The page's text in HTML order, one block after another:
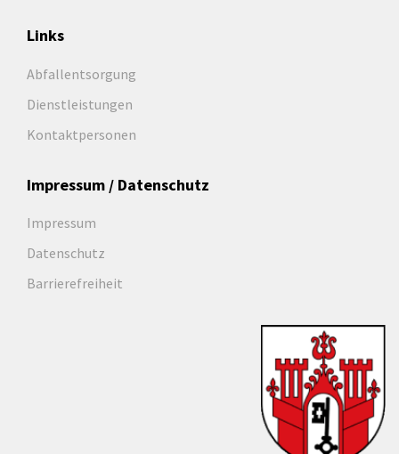
Links
Abfallentsorgung
Dienstleistungen
Kontaktpersonen
Impressum / Datenschutz
Impressum
Datenschutz
Barrierefreiheit